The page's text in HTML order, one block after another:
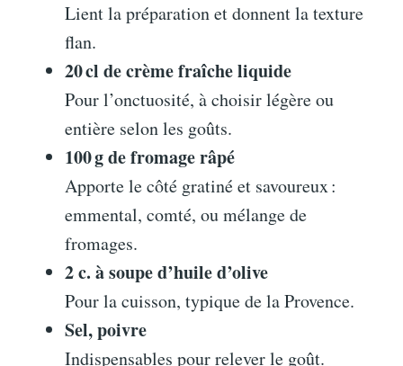
Lient la préparation et donnent la texture
flan.
20 cl de crème fraîche liquide
Pour l’onctuosité, à choisir légère ou
entière selon les goûts.
100 g de fromage râpé
Apporte le côté gratiné et savoureux :
emmental, comté, ou mélange de
fromages.
2 c. à soupe d’huile d’olive
Pour la cuisson, typique de la Provence.
Sel, poivre
Indispensables pour relever le goût.